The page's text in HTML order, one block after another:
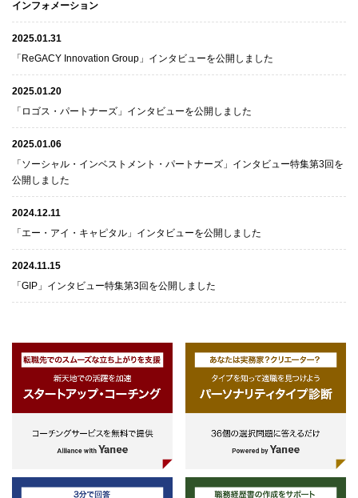
インフォメーション
2025.01.31
「ReGACY Innovation Group」インタビューを公開しました
2025.01.20
「ロゴス・パートナーズ」インタビューを公開しました
2025.01.06
「ソーシャル・インベストメント・パートナーズ」インタビュー特集第3回を
公開しました
2024.12.11
「エー・アイ・キャピタル」インタビューを公開しました
2024.11.15
「GIP」インタビュー特集第3回を公開しました